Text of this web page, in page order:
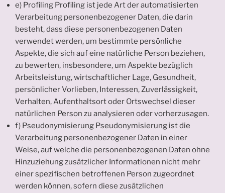
e) Profiling Profiling ist jede Art der automatisierten
Verarbeitung personenbezogener Daten, die darin
besteht, dass diese personenbezogenen Daten
verwendet werden, um bestimmte persönliche
Aspekte, die sich auf eine natürliche Person beziehen,
zu bewerten, insbesondere, um Aspekte bezüglich
Arbeitsleistung, wirtschaftlicher Lage, Gesundheit,
persönlicher Vorlieben, Interessen, Zuverlässigkeit,
Verhalten, Aufenthaltsort oder Ortswechsel dieser
natürlichen Person zu analysieren oder vorherzusagen.
f) Pseudonymisierung Pseudonymisierung ist die
Verarbeitung personenbezogener Daten in einer
Weise, auf welche die personenbezogenen Daten ohne
Hinzuziehung zusätzlicher Informationen nicht mehr
einer spezifischen betroffenen Person zugeordnet
werden können, sofern diese zusätzlichen